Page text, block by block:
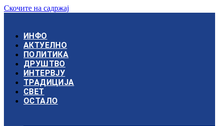
Скочите на садржај
ИНФО
АКТУЕЛНО
ПОЛИТИКА
ДРУШТВО
ИНТЕРВЈУ
ТРАДИЦИЈА
СВЕТ
ОСТАЛО